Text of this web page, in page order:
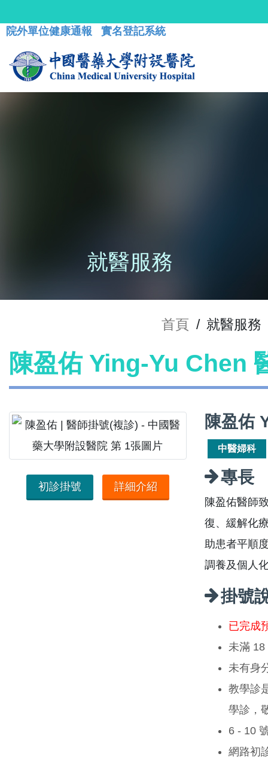
院外單位健康通報 實名登記系統
就醫服務
首頁 / 就醫服務
陳盈佑 Ying-Yu Chen
初診掛號 詳細介紹
陳盈佑
中醫婦科
專長
陳盈佑醫師
復、緩解化
助患者平順
調養及個人
掛號
已完成
未滿 18
未有身
教學診
學診，
6 - 10
網路初